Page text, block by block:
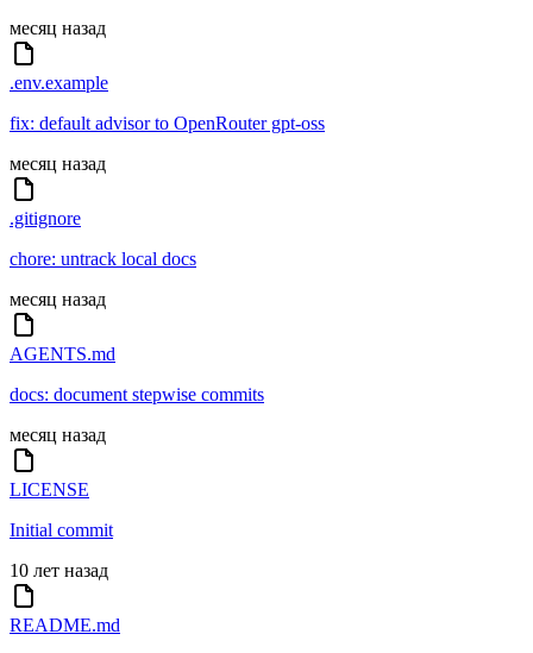
месяц назад
.env.example
fix: default advisor to OpenRouter gpt-oss
месяц назад
.gitignore
chore: untrack local docs
месяц назад
AGENTS.md
docs: document stepwise commits
месяц назад
LICENSE
Initial commit
10 лет назад
README.md